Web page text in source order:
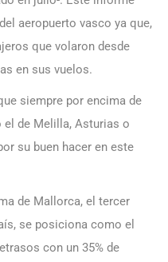
aeropuerto vasco ya que,
que volaron desde
en sus vuelos.
siempre por encima de
el de Melilla, Asturias o
su buen hacer en este
de Mallorca, el tercer
se posiciona como el
con un 35% de